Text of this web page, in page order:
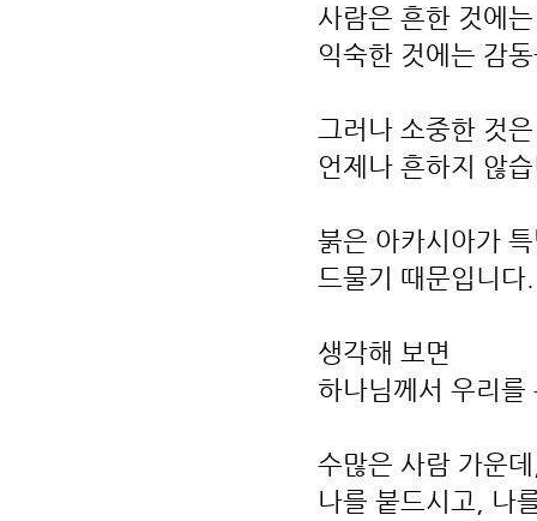
사람은 흔한 것에
익숙한 것에는 감
그러나 소중한 것은
언제나 흔하지 않
붉은 아카시아가
드물기 때문입니다.
생각해 보면
하나님께서 우리
수많은 사람 가운
나를 붙드시고, 나